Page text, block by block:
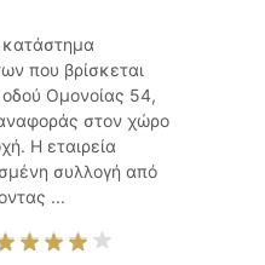
κατάστημα
που βρίσκεται
Ομονοίας 54,
στον χώρο
Η εταιρεία
συλλογή από
...